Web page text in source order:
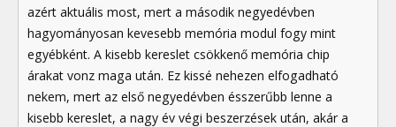
azért aktuális most, mert a második negyedévben
hagyományosan kevesebb memória modul fogy mint
egyébként. A kisebb kereslet csökkenő memória chip
árakat vonz maga után. Ez kissé nehezen elfogadható
nekem, mert az első negyedévben ésszerűbb lenne a
kisebb kereslet, a nagy év végi beszerzések után, akár a